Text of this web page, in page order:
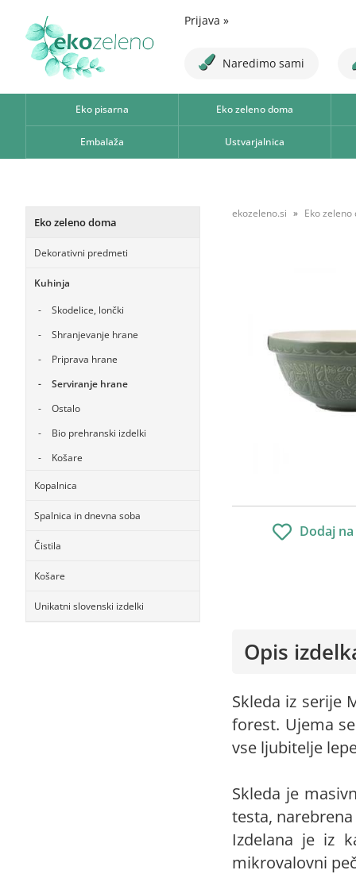
Prijava »
Naredimo sami
Eko pisarna Eko zeleno doma
Embalaža Ustvarjalnica
Eko zeleno doma
Dekorativni predmeti
Kuhinja
Skodelice, lončki
Shranjevanje hrane
Priprava hrane
Serviranje hrane
Ostalo
Bio prehranski izdelki
Košare
Kopalnica
Spalnica in dnevna soba
Čistila
Košare
Unikatni slovenski izdelki
ekozeleno.si Eko zeleno
Dodaj
Opis
Skleda iz serije
forest. Ujema
vse ljubitelje
Skleda je
testa,
Izdelana je iz
mikrovalovni